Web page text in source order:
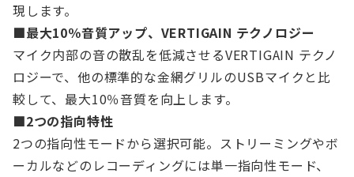
現します。
■最大10％音質アップ、VERTIGAIN テクノロジー
マイク内部の音の散乱を低減させるVERTIGAIN テクノ
ロジーで、他の標準的な金網グリルのUSBマイクと比
較して、最大10％音質を向上します。
■2つの指向特性
2つの指向性モードから選択可能。ストリーミングやボ
ーカルなどのレコーディングには単一指向性モード、